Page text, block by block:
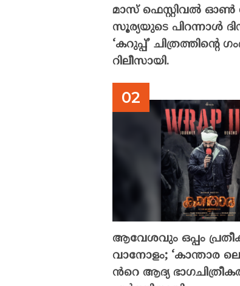
മാസ് ഫെസ്റ്റിവൽ ഓൺ
സൂര്യയുടെ പിറന്നാൾ
‘കറുപ്പ്’ ചിത്രത്തിന്റെ
റിലീസായി.
ആവേശവും ഒപ്പം
വാനോളം; ‘കാന്താര
ൻറെ ആദ്യ